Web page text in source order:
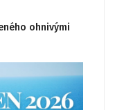
ohnivými